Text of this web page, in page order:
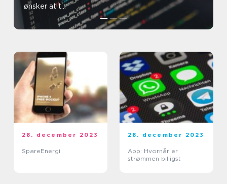
ønsker at t...
28. december 2023
SpareEnergi
28. december 2023
App: Hvornår er
strømmen billigst